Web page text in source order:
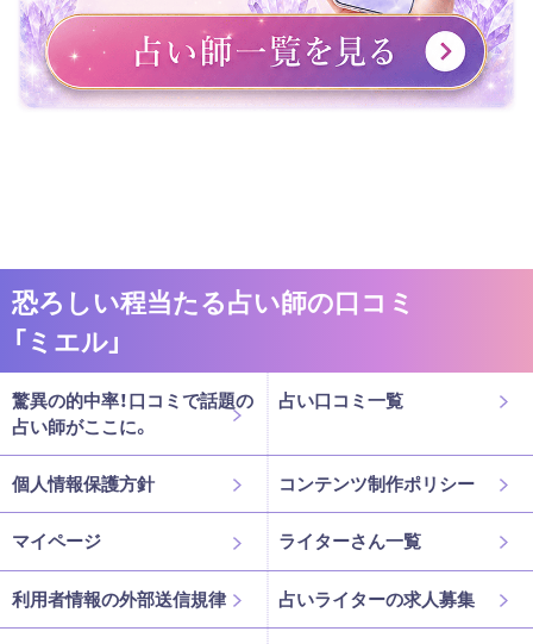
恐ろしい程当たる占い師の口コミ
「ミエル」
驚異の的中率！口コミで話題の
占い師がここに。
占い口コミ一覧
個人情報保護方針 コンテンツ制作ポリシー
マイページ ライターさん一覧
利用者情報の外部送信規律 占いライターの求人募集